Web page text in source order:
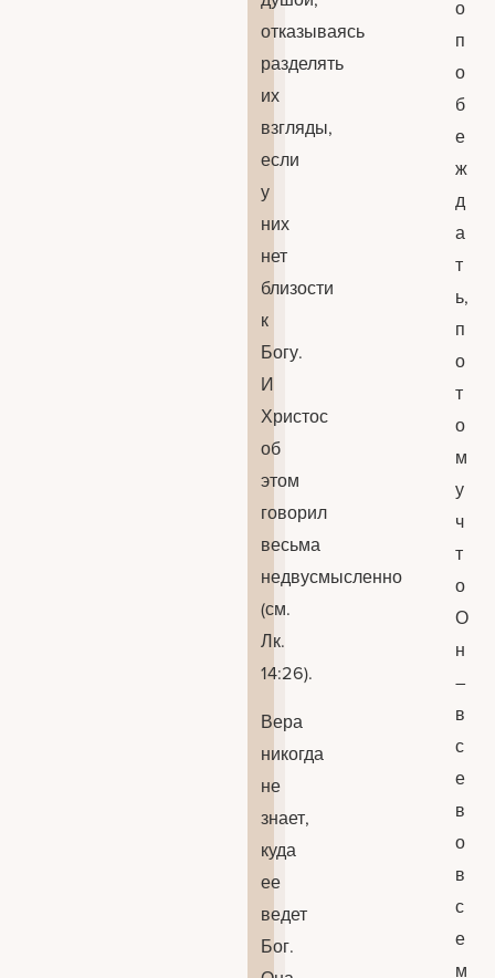
отказываясь
разделять
их
взгляды,
если
у
них
нет
близости
к
Богу.
И
Христос
об
этом
говорил
весьма
недвусмысленно
(см.
Лк.
14:26).
Вера
никогда
не
знает,
куда
ее
ведет
Бог.
о
п
о
б
е
ж
д
а
т
ь,
п
о
т
о
м
у
ч
т
о
О
н
–
в
с
е
в
о
в
с
е
м